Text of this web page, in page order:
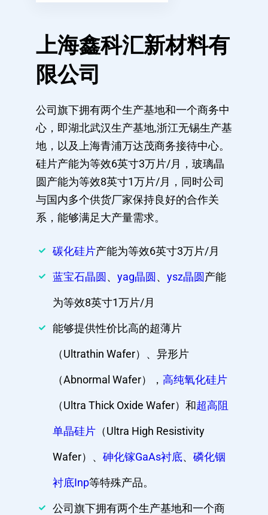
上海鑫科汇新材料有
限公司
公司旗下拥有两个生产基地和一个商务中
心，即湖北武汉生产基地,浙江无锡生产基
地，以及上海青浦万达茂商务接待中心。
硅片产能为等效6英寸3万片/月，玻璃晶
圆产能为等效8英寸1万片/月，同时公司
与国内多个供货厂家保持良好的合作关
系，能够满足大产量需求。
碳化硅片产能为等效6英寸3万片/月
蓝宝石晶圆 、 yag晶圆 、 ysz晶圆 产能
为等效8英寸1万片/月
能够提供性价比高的超薄片
（Ultrathin Wafer）、异形片
（Abnormal Wafer）， 高纯氧化硅片
（Ultra Thick Oxide Wafer）和超高阻
单晶硅片 （Ultra High Resistivity
Wafer）、 砷化镓GaAs衬底、 磷化铟
衬底Inp等特殊产品。
公司旗下拥有两个生产基地和一个商